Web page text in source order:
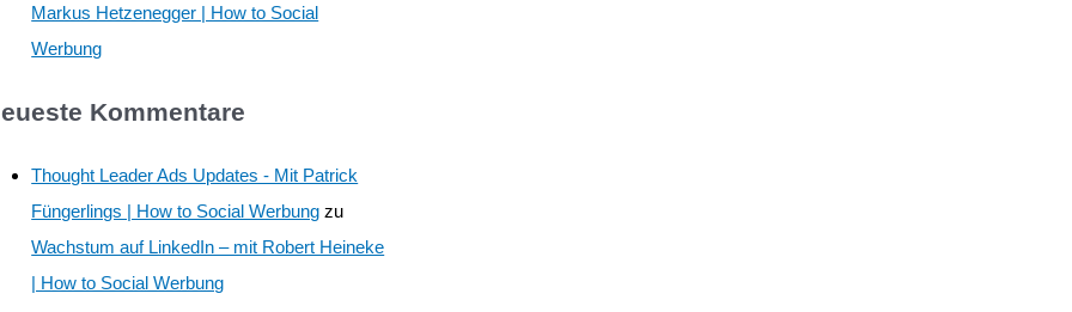
Markus Hetzenegger | How to Social
Werbung
Kommentare
Thought Leader Ads Updates - Mit Patrick
Füngerlings | How to Social Werbung zu
Wachstum auf LinkedIn – mit Robert Heineke
| How to Social Werbung